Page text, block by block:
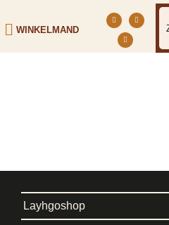
WINKELMAND
Layhgoshop